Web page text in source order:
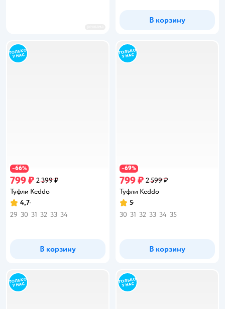
В корзину
−66%
799 ₽ 2 399 ₽
Туфли Keddo
Рейтинг:
4,7
29 30 31 32 33 34
В корзину
−69%
799 ₽ 2 599 ₽
Туфли Keddo
Рейтинг:
5
30 31 32 33 34 35
В корзину